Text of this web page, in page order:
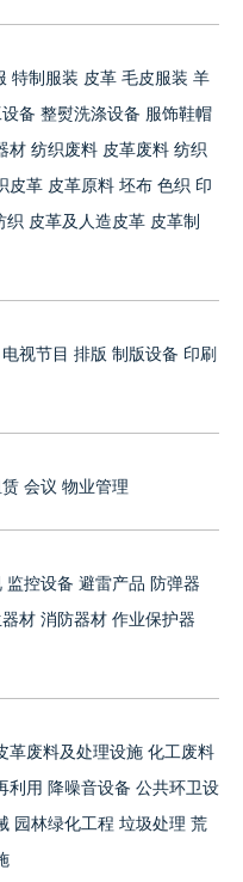
特制服装 皮革 毛皮服装 羊
备 整熨洗涤设备 服饰鞋帽
材 纺织废料 皮革废料 纺织
皮革 皮革原料 坯布 色织 印
织 皮革及人造皮革 皮革制
电视节目 排版 制版设备 印刷
会议 物业管理
监控设备 避雷产品 防弹器
材 消防器材 作业保护器
革废料及处理设施 化工废料
利用 降噪音设备 公共环卫设
园林绿化工程 垃圾处理 荒